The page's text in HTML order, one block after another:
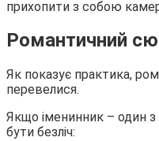
прихопити з собою
Романтичний
Як показує практика,
перевелися.
Якщо іменинник – один з
бути безліч: